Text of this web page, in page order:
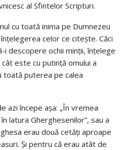
al Sfintelor Scripturi.
cu toată inima pe Dumnezeu
celor ce citeşte. Căci
i descopere ochii minţii, înţelege
este cu putinţă omului a
toată puterea pe calea
azi începe aşa: „În vremea
latura Gherghesenilor”, sau a
erau două cetăţi aproape
Şi pentru că erau atât de